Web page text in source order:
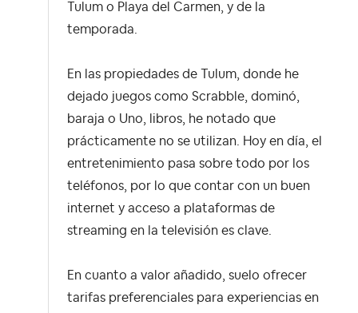
Tulum o Playa del Carmen, y de la
temporada.
En las propiedades de Tulum, donde he
dejado juegos como Scrabble, dominó,
baraja o Uno, libros, he notado que
prácticamente no se utilizan. Hoy en día, el
entretenimiento pasa sobre todo por los
teléfonos, por lo que contar con un buen
internet y acceso a plataformas de
streaming en la televisión es clave.
En cuanto a valor añadido, suelo ofrecer
tarifas preferenciales para experiencias en